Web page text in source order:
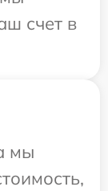
счет в
мы